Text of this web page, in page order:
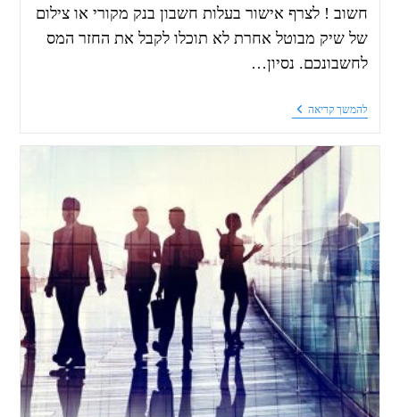
חשוב ! לצרף אישור בעלות חשבון בנק מקורי או צילום
של שיק מבוטל אחרת לא תוכלו לקבל את החזר המס
לחשבונכם. נסיון…
להמשך קריאה